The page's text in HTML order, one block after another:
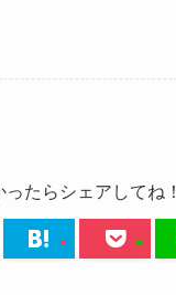
ったらシェアしてね！